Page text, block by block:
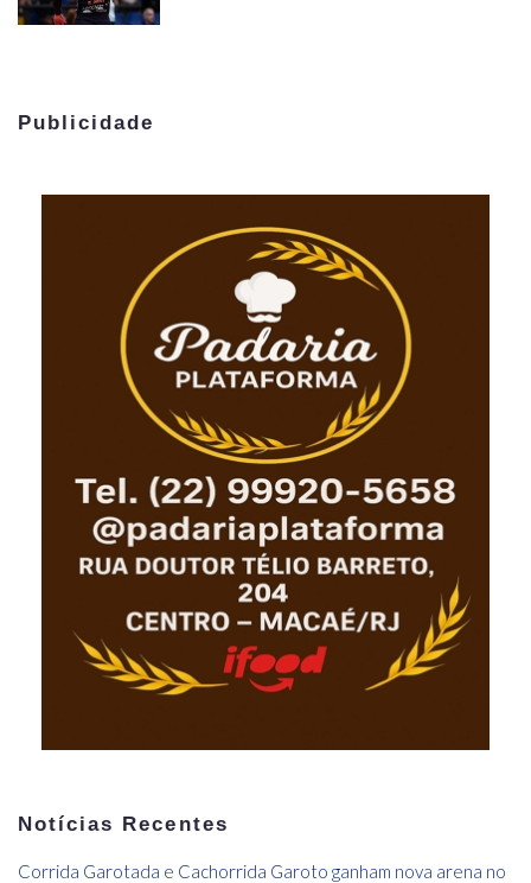
Publicidade
Notícias Recentes
Corrida Garotada e Cachorrida Garoto ganham nova arena no